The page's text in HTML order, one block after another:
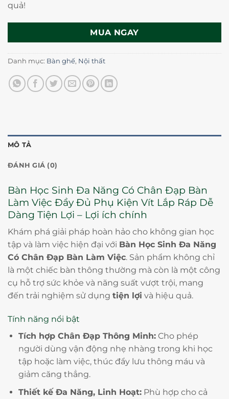
quả!
MUA NGAY
Danh mục: Bàn ghế, Nội thất
MÔ TẢ
ĐÁNH GIÁ (0)
Bàn Học Sinh Đa Năng Có Chân Đạp Bàn
Làm Việc Đầy Đủ Phụ Kiện Vít Lắp Ráp Dễ
Dàng Tiện Lợi – Lợi ích chính
Khám phá giải pháp hoàn hảo cho không gian học
tập và làm việc hiện đại với Bàn Học Sinh Đa Năng
Có Chân Đạp Bàn Làm Việc. Sản phẩm không chỉ
là một chiếc bàn thông thường mà còn là một công
cụ hỗ trợ sức khỏe và năng suất vượt trội, mang
đến trải nghiệm sử dụng tiện lợi và hiệu quả.
Tính năng nổi bật
Tích hợp Chân Đạp Thông Minh:Cho phép
người dùng vận động nhẹ nhàng trong khi học
tập hoặc làm việc, thúc đẩy lưu thông máu và
giảm căng thẳng.
Thiết kế Đa Năng, Linh Hoạt:Phù hợp cho cả